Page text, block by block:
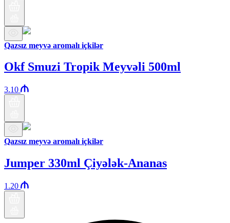
Qazsız meyvə aromalı içkilər
Okf Smuzi Tropik Meyvəli 500ml
3.10
Qazsız meyvə aromalı içkilər
Jumper 330ml Çiyələk-Ananas
1.20